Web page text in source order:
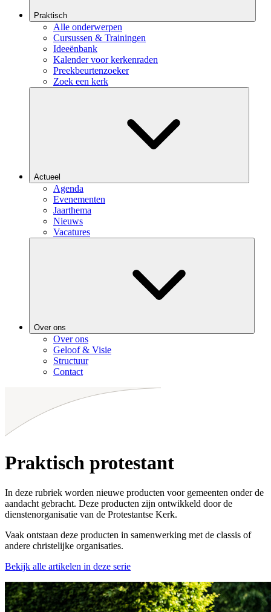
Praktisch
Alle onderwerpen
Cursussen & Trainingen
Ideeënbank
Kalender voor kerkenraden
Preekbeurtenzoeker
Zoek een kerk
Actueel
Agenda
Evenementen
Jaarthema
Nieuws
Vacatures
Over ons
Over ons
Geloof & Visie
Structuur
Contact
Praktisch protestant
In deze rubriek worden nieuwe producten voor gemeenten onder de
aandacht gebracht. Deze producten zijn ontwikkeld door de
dienstenorganisatie van de Protestantse Kerk.
Vaak ontstaan deze producten in samenwerking met de classis of
andere christelijke organisaties.
Bekijk alle artikelen in deze serie